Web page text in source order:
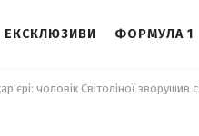
ЕКСКЛЮЗИВИ ФОРМУЛА 1